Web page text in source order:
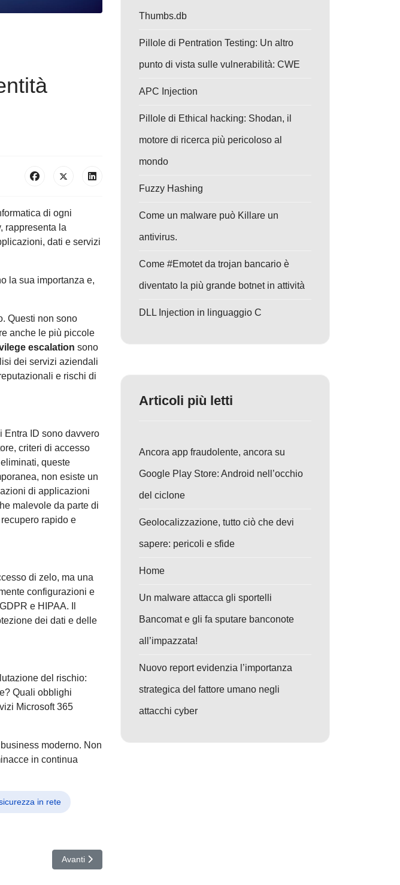
di ogni
rappresenta la
dati e servizi
la sua importanza e,
Questi non sono
anche le più piccole
escalation sono
dei servizi aziendali
e rischi di
Entra ID sono davvero
criteri di accesso
queste
non esiste un
di applicazioni
malevole da parte di
rapido e
di zelo, ma una
configurazioni e
e HIPAA. Il
dei dati e delle
del rischio:
Quali obblighi
Microsoft 365
moderno. Non
in continua
in rete
chain e software obsoleti – Allarme globale sicurezza
Articolo successivo: Pacchetti npm-trappola: Sotto attacco gli sviluppatori macOS!
Avanti
Thumbs.db
Pillole di Pentration Testing: Un altro
punto di vista sulle vulnerabilità: CWE
APC Injection
Pillole di Ethical hacking: Shodan, il
motore di ricerca più pericoloso al
mondo
Fuzzy Hashing
Come un malware può Killare un
antivirus.
Come #Emotet da trojan bancario è
diventato la più grande botnet in attività
DLL Injection in linguaggio C
Articoli più letti
Ancora app fraudolente, ancora su
Google Play Store: Android nell’occhio
del ciclone
Geolocalizzazione, tutto ciò che devi
sapere: pericoli e sfide
Home
Un malware attacca gli sportelli
Bancomat e gli fa sputare banconote
all’impazzata!
Nuovo report evidenzia l’importanza
strategica del fattore umano negli
attacchi cyber